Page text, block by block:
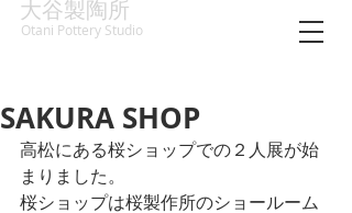
大谷製陶所
Otani Pottery Studio
SAKURA SHOP
高松にある桜ショップでの２人展が始
まりました。
桜ショップは桜製作所のショールーム